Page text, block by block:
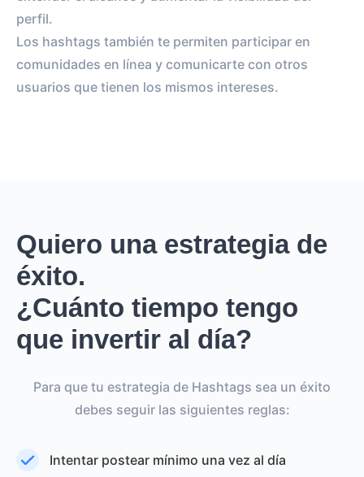
perfil.
Los hashtags también te permiten participar en
comunidades en línea y comunicarte con otros
usuarios que tienen los mismos intereses.
Quiero una estrategia de
éxito.
¿Cuánto tiempo tengo
que invertir al día?
Para que tu estrategia de Hashtags sea un éxito
debes seguir las siguientes reglas:
Intentar postear mínimo una vez al día